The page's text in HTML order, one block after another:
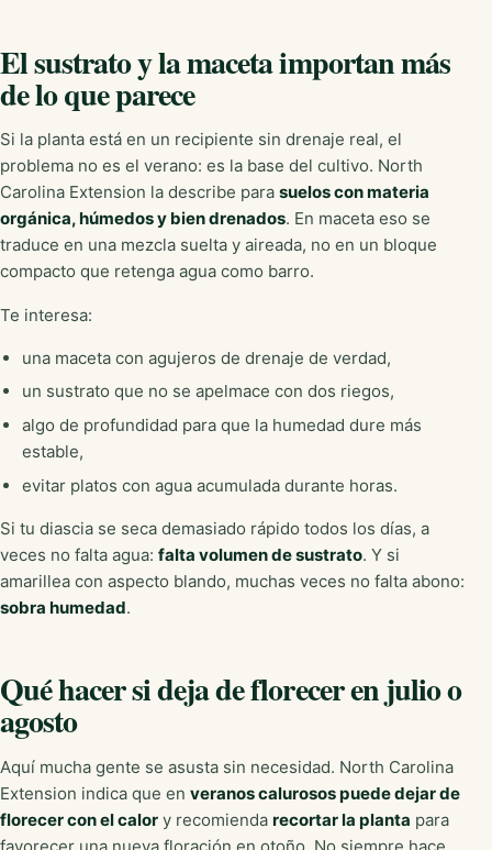
El sustrato y la maceta importan más
de lo que parece
Si la planta está en un recipiente sin drenaje real, el
problema no es el verano: es la base del cultivo. North
Carolina Extension la describe para suelos con materia
orgánica, húmedos y bien drenados. En maceta eso se
traduce en una mezcla suelta y aireada, no en un bloque
compacto que retenga agua como barro.
Te interesa:
una maceta con agujeros de drenaje de verdad,
un sustrato que no se apelmace con dos riegos,
algo de profundidad para que la humedad dure más
estable,
evitar platos con agua acumulada durante horas.
Si tu diascia se seca demasiado rápido todos los días, a
veces no falta agua: falta volumen de sustrato. Y si
amarillea con aspecto blando, muchas veces no falta abono:
sobra humedad.
Qué hacer si deja de florecer en julio o
agosto
Aquí mucha gente se asusta sin necesidad. North Carolina
Extension indica que en veranos calurosos puede dejar de
florecer con el calor y recomienda recortar la planta para